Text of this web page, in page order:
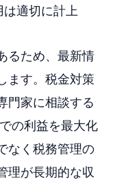
適切に計上
るため、最新情
ます。税金対策
門家に相談する
の利益を最大化
なく税務管理の
理が長期的な収